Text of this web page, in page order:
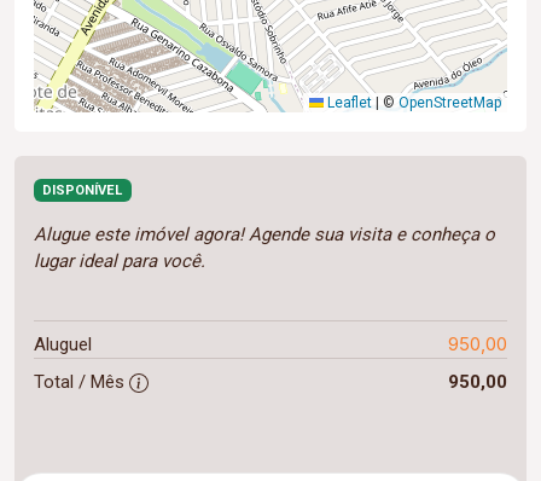
Leaflet | © OpenStreetMap
DISPONÍVEL
Alugue este imóvel agora! Agende sua visita e conheça o
lugar ideal para você.
Aluguel 950,00
Total / Mês 950,00